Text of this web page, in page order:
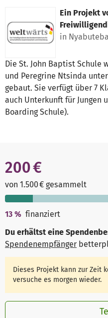
Ein Projekt
in
Die St. John Baptist Schule
und Peregrine Ntsinda
gebaut. Sie verfügt über 7
auch Unterkunft für Jungen
Boarding Schule).
200 €
von 1.500 € gesammelt
13 % finanziert
Du erhältst eine
Spendenempfänger
Dieses Projekt kann zur Zeit
versuche es morgen wieder.